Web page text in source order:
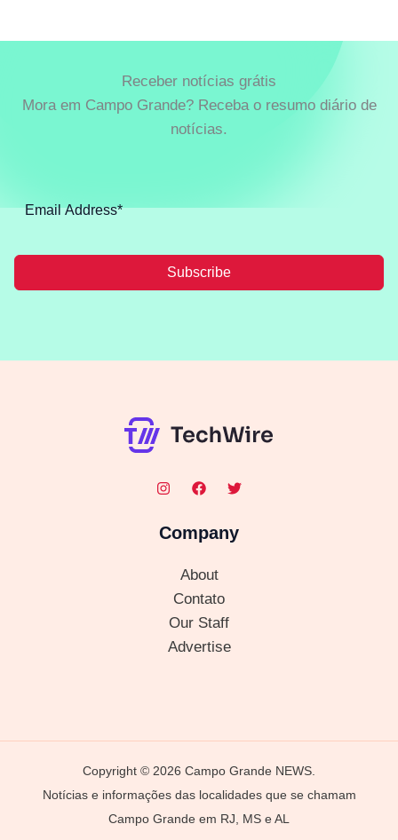
Receber notícias grátis
Mora em Campo Grande? Receba o resumo diário de
notícias.
Subscribe
Company
About
Contato
Our Staff
Advertise
Copyright © 2026 Campo Grande NEWS.
Notícias e informações das localidades que se chamam
Campo Grande em RJ, MS e AL